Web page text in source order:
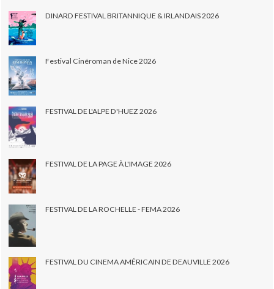
DINARD FESTIVAL BRITANNIQUE & IRLANDAIS 2026
Festival Cinéroman de Nice 2026
FESTIVAL DE L'ALPE D'HUEZ 2026
FESTIVAL DE LA PAGE À L'IMAGE 2026
FESTIVAL DE LA ROCHELLE - FEMA 2026
FESTIVAL DU CINEMA AMÉRICAIN DE DEAUVILLE 2026